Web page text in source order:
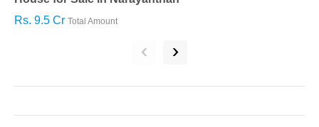
Rs. 9.5 Cr Total Amount
‹ ›